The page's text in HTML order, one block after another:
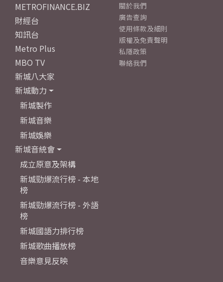
METROFINANCE.BIZ
財經台
知訊台
Metro Plus
MBO TV
新城八大家
新城動力
新城製作
新城音樂
新城娛樂
新城音統會
成立原意及架構
新城勁爆流行榜 - 本地
榜
新城勁爆流行榜 - 外語
榜
新城國語力排行榜
新城歌曲播放榜
音樂意見反映
關於我們
廣告查詢
使用條款及細則
版權及免責聲明
私隱政策
聯絡我們